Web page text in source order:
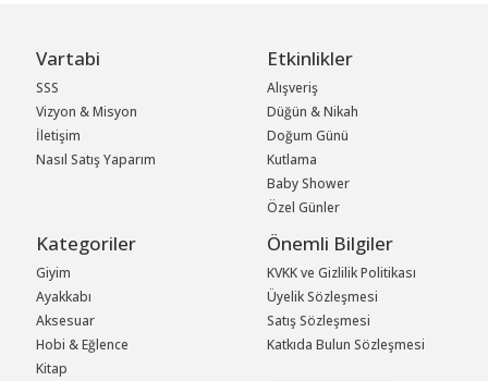
Vartabi
SSS
Vizyon & Misyon
İletişim
Nasıl Satış Yaparım
Etkinlikler
Alışveriş
Düğün & Nikah
Doğum Günü
Kutlama
Baby Shower
Özel Günler
Kategoriler
Giyim
Ayakkabı
Aksesuar
Hobi & Eğlence
Kitap
Önemli Bilgiler
KVKK ve Gizlilik Politikası
Üyelik Sözleşmesi
Satış Sözleşmesi
Katkıda Bulun Sözleşmesi